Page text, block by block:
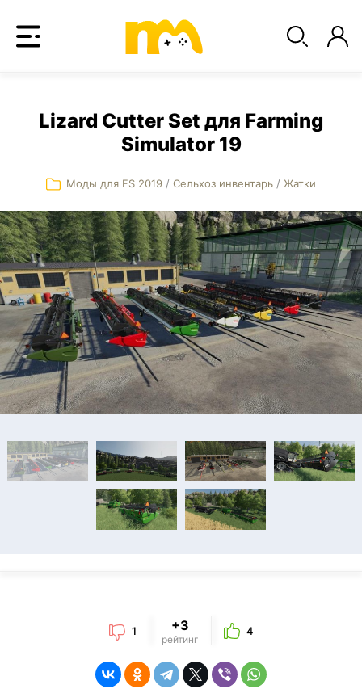
Lizard Cutter Set для Farming
Simulator 19
Моды для FS 2019 / Сельхоз инвентарь / Жатки
1 +3
рейтинг
4